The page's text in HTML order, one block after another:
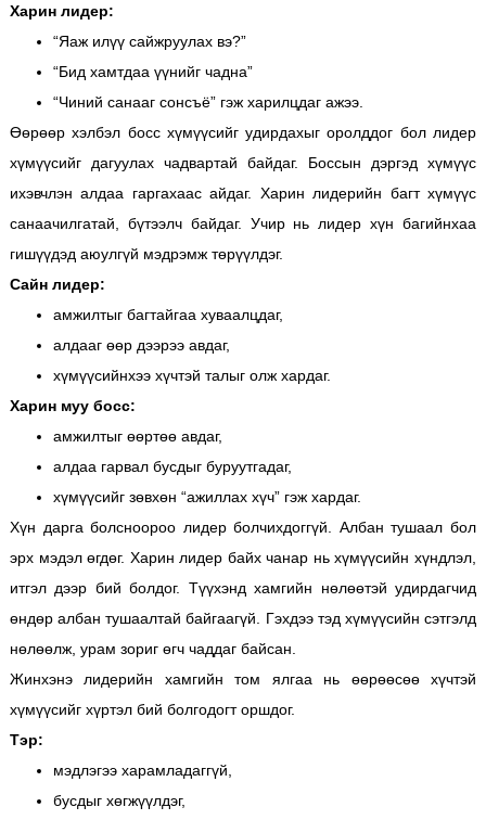
Харин лидер:
“Яаж илүү сайжруулах вэ?”
“Бид хамтдаа үүнийг чадна”
“Чиний санааг сонсъё” гэж харилцдаг ажээ.
Өөрөөр хэлбэл босс хүмүүсийг удирдахыг оролддог бол лидер
хүмүүсийг дагуулах чадвартай байдаг. Боссын дэргэд хүмүүс
ихэвчлэн алдаа гаргахаас айдаг. Харин лидерийн багт хүмүүс
санаачилгатай, бүтээлч байдаг. Учир нь лидер хүн багийнхаа
гишүүдэд аюулгүй мэдрэмж төрүүлдэг.
Сайн лидер:
амжилтыг багтайгаа хуваалцдаг,
алдааг өөр дээрээ авдаг,
хүмүүсийнхээ хүчтэй талыг олж хардаг.
Харин муу босс:
амжилтыг өөртөө авдаг,
алдаа гарвал бусдыг буруутгадаг,
хүмүүсийг зөвхөн “ажиллах хүч” гэж хардаг.
Хүн дарга болсноороо лидер болчихдоггүй. Албан тушаал бол
эрх мэдэл өгдөг. Харин лидер байх чанар нь хүмүүсийн хүндлэл,
итгэл дээр бий болдог. Түүхэнд хамгийн нөлөөтэй удирдагчид
өндөр албан тушаалтай байгаагүй. Гэхдээ тэд хүмүүсийн сэтгэлд
нөлөөлж, урам зориг өгч чаддаг байсан.
Жинхэнэ лидерийн хамгийн том ялгаа нь өөрөөсөө хүчтэй
хүмүүсийг хүртэл бий болгодогт оршдог.
Тэр:
мэдлэгээ харамладаггүй,
бусдыг хөгжүүлдэг,